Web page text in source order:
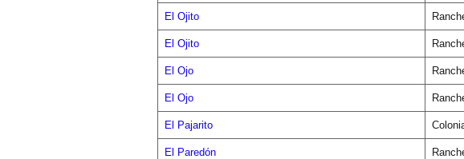
El Ojito
El Ojito
El Ojo
El Ojo
El Pajarito
El Paredón